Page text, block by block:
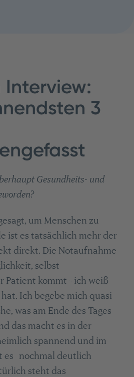
Interview:
3
Gesundheits- und
um Menschen zu
ist es tatsächlich mehr der
direkt. Die Notaufnahme
selbst
Patient kommt - ich weiß
Ich begebe mich quasi
was am Ende des Tages
das macht es in der
spannend und im
es nochmal deutlich
steht das